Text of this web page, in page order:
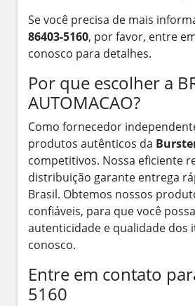
Se você precisa de mais
86403-5160, por favor, entre
conosco para detalhes.
Por que escolher a
AUTOMACAO?
Como fornecedor
produtos autênticos da
competitivos. Nossa eficiente
distribuição garante entrega
Brasil. Obtemos nossos
confiáveis, para que você
autenticidade e qualidade dos
conosco.
Entre em contato
5160